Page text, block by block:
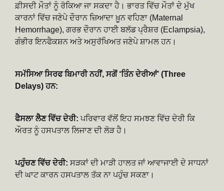
ਫ਼ੀਸਦੀ ਮੌਤਾਂ ਨੂੰ ਰੋਕਿਆ ਜਾ ਸਕਦਾ ਹੈ। ਭਾਰਤ ਵਿੱਚ ਮੌਤਾਂ ਦੇ ਮੁੱਖ
ਕਾਰਨਾਂ ਵਿੱਚ ਜਣੇਪੇ ਦੌਰਾਨ ਜ਼ਿਆਦਾ ਖ਼ੂਨ ਵਹਿਣਾ (Maternal
Hemorrhage), ਗਰਭ ਦੌਰਾਨ ਹਾਈ ਬਲੱਡ ਪ੍ਰੈਸ਼ਰ (Eclampsia),
ਗੰਭੀਰ ਇਨਫੈਕਸ਼ਨ ਅਤੇ ਅਸੁਰੱਖਿਅਤ ਜਣੇਪੇ ਸ਼ਾਮਲ ਹਨ।
ਸਮੱਸਿਆ ਸਿਰਫ ਬਿਮਾਰੀ ਨਹੀਂ, ਸਗੋਂ ‘ਤਿੰਨ ਦੇਰੀਆਂ’ (Three
Delays) ਹਨ:
ਫੈਸਲਾ ਲੈਣ ਵਿੱਚ ਦੇਰੀ: ਪਰਿਵਾਰ ਵੱਲੋਂ ਇਹ ਸਮਝਣ ਵਿੱਚ ਦੇਰੀ ਕਿ
ਔਰਤ ਨੂੰ ਹਸਪਤਾਲ ਲਿਜਾਣ ਦੀ ਲੋੜ ਹੈ।
ਪਹੁੰਚਣ ਵਿੱਚ ਦੇਰੀ: ਸੜਕਾਂ ਦੀ ਮਾੜੀ ਹਾਲਤ ਜਾਂ ਆਵਾਜਾਈ ਦੇ ਸਾਧਨਾਂ
ਦੀ ਘਾਟ ਕਾਰਨ ਹਸਪਤਾਲ ਤੱਕ ਨਾ ਪਹੁੰਚ ਸਕਣਾ।